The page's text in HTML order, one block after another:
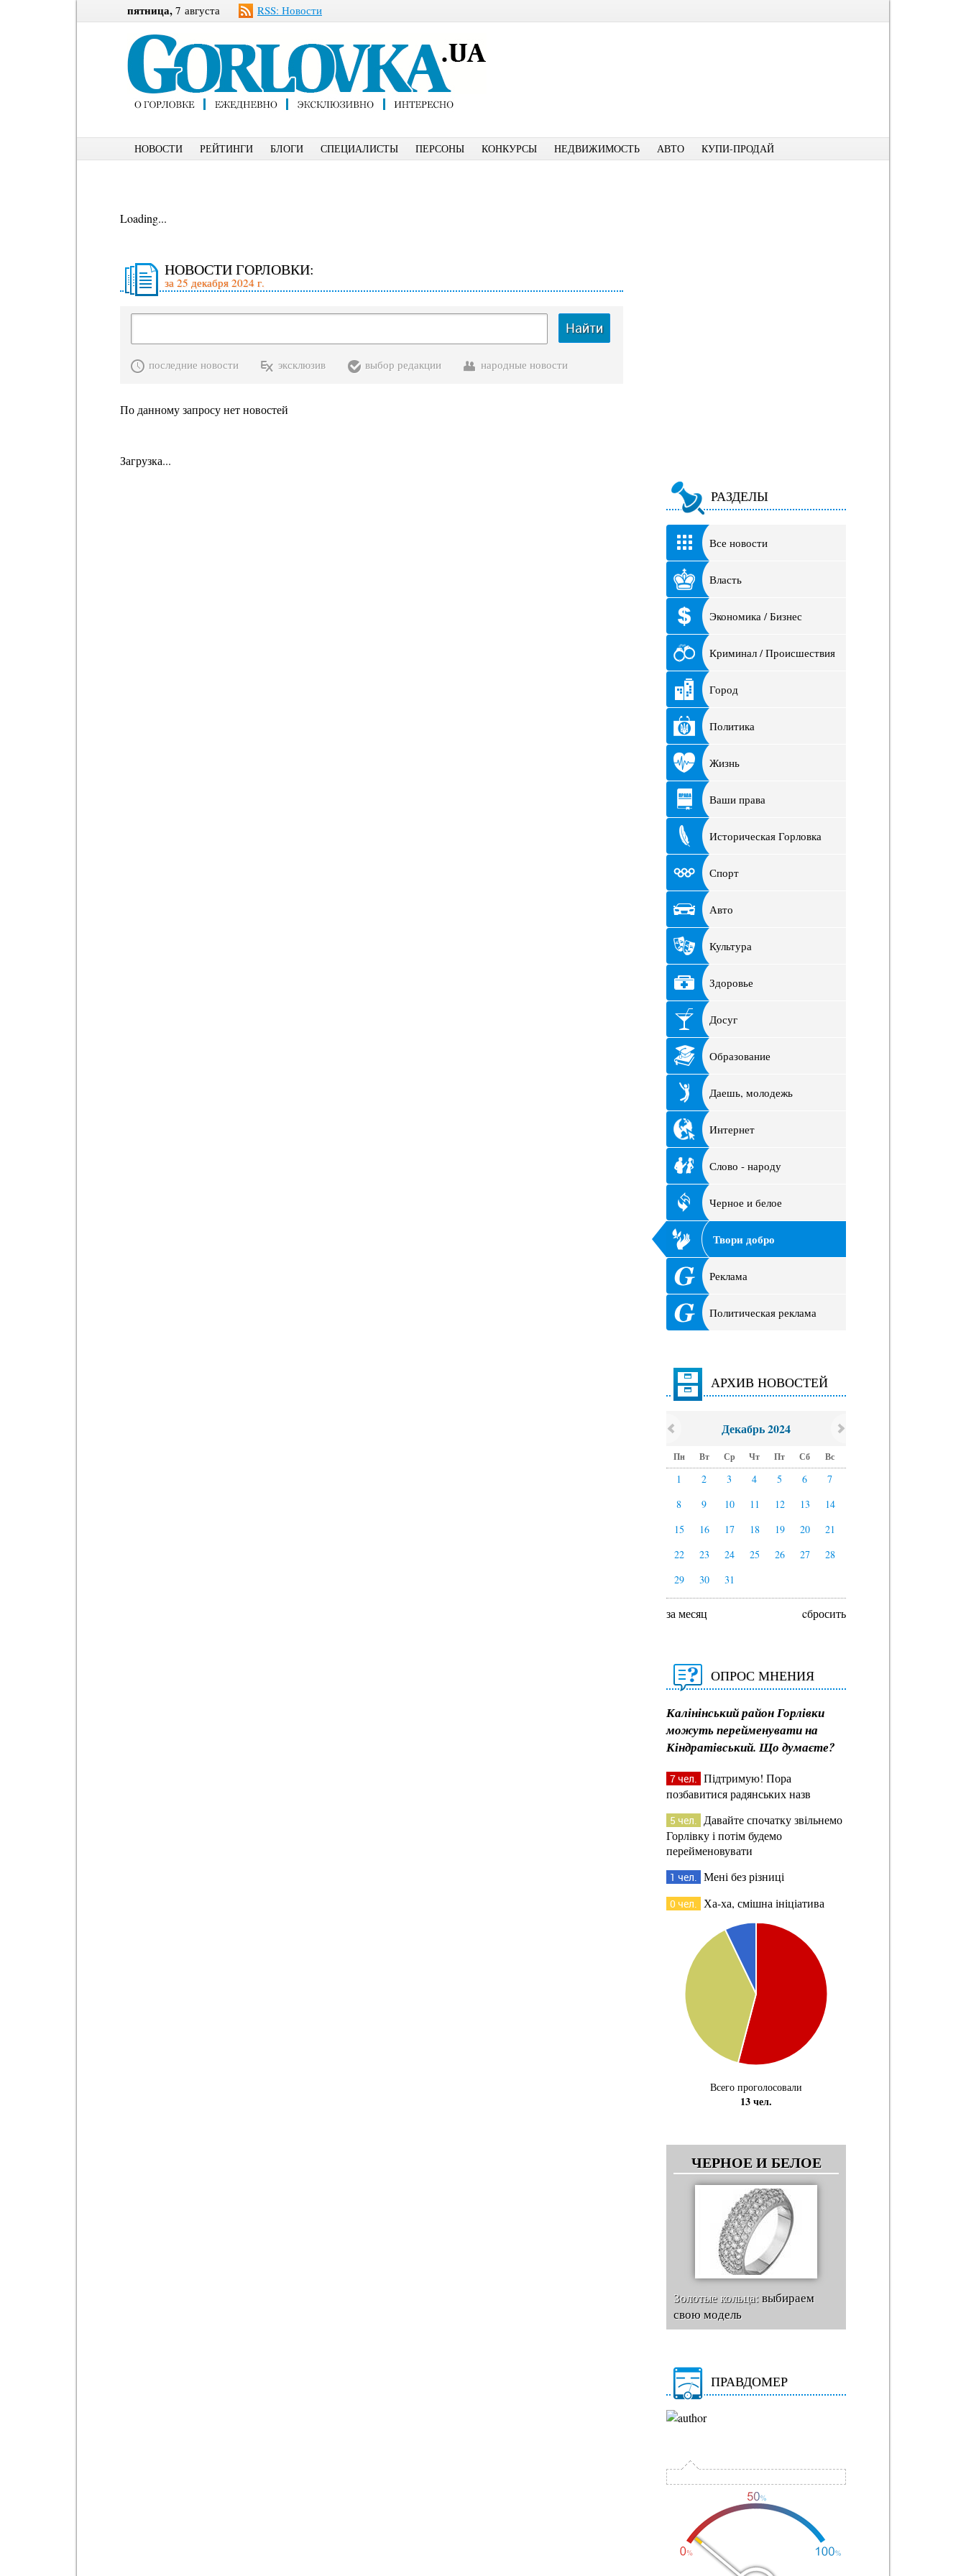
пятница, 7 августа RSS: Новости
НОВОСТИ РЕЙТИНГИ БЛОГИ СПЕЦИАЛИСТЫ ПЕРСОНЫ КОНКУРСЫ НЕДВИЖИМОСТЬ АВТО КУПИ-ПРОДАЙ
Loading...
НОВОСТИ ГОРЛОВКИ:
за 25 декабря 2024 г.
Найти
последние новости эксклюзив выбор редакции народные новости
По данному запросу нет новостей
Загрузка...
РАЗДЕЛЫ
Все новости
Власть
Экономика / Бизнес
Криминал / Происшествия
Город
Политика
Жизнь
Ваши права
Историческая Горловка
Спорт
Авто
Культура
Здоровье
Досуг
Образование
Даешь, молодежь
Интернет
Слово - народу
Черное и белое
Твори добро
Реклама
Политическая реклама
АРХИВ НОВОСТЕЙ
Декабрь 2024
Пн Вт Ср Чт Пт Сб Вс
1 2 3 4 5 6
7
8
9 10 11 12 13
14
15
16 17 18 19 20
21
22
23 24 25 26 27
28
29
30 31
за месяц cбросить
ОПРОС МНЕНИЯ
Калінінський район Горлівки
можуть перейменувати на
Кіндратівський. Що думаєте?
7 чел. Підтримую! Пора
позбавитися радянських назв
5 чел. Давайте спочатку звільнемо
Горлівку і потім будемо
перейменовувати
1 чел. Мені без різниці
0 чел. Ха-ха, смішна ініціатива
Всего проголосовали
13 чел.
ЧЕРНОЕ И БЕЛОЕ
Золотые кольца:выбираем
свою модель
ПРАВДОМЕР